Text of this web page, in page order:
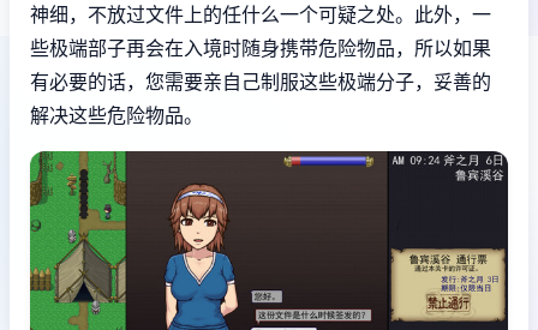
神细，不放过文件上的任什么一个可疑之处。此外，一
些极端部子再会在入境时随身携带危险物品，所以如果
有必要的话，您需要亲自己制服这些极端分子，妥善的
解决这些危险物品。